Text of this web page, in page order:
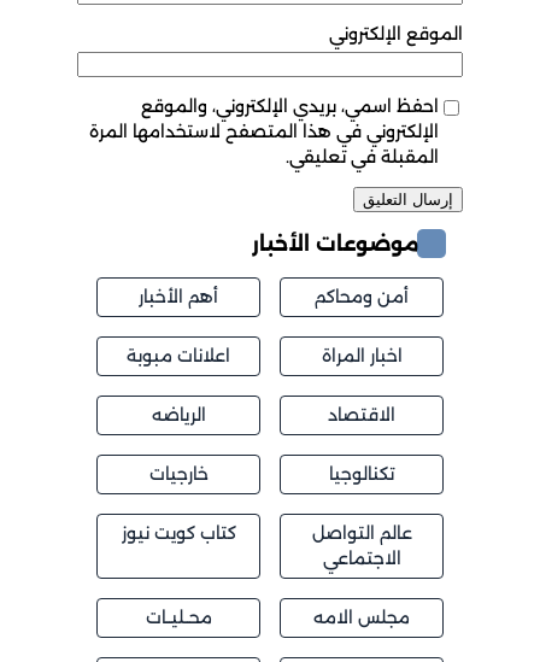
الموقع الإلكتروني
احفظ اسمي، بريدي الإلكتروني، والموقع
الإلكتروني في هذا المتصفح لاستخدامها المرة
المقبلة في تعليقي.
موضوعات الأخبار
أمن ومحاكم أهم الأخبار
اخبار المراة اعلانات مبوبة
الاقتصاد الرياضه
تكنالوجيا خارجيات
عالم التواصل
الاجتماعي
كتاب كويت نيوز
مجلس الامه محــليــات